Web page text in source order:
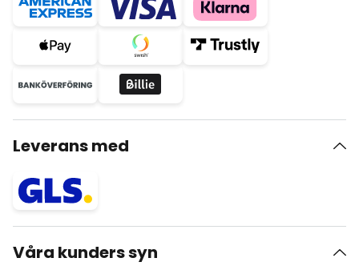
Leverans med
Våra kunders syn